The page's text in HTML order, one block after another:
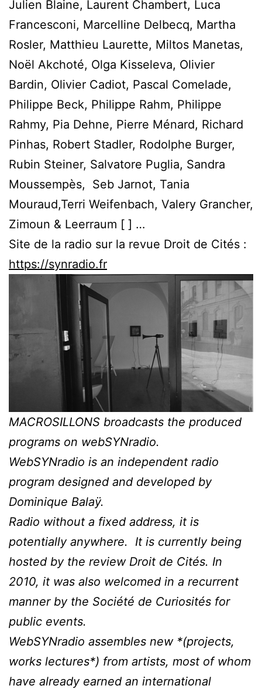
Julien Blaine, Laurent Chambert, Luca
Francesconi, Marcelline Delbecq, Martha
Rosler, Matthieu Laurette, Miltos Manetas,
Noël Akchoté, Olga Kisseleva, Olivier
Bardin, Olivier Cadiot, Pascal Comelade,
Philippe Beck, Philippe Rahm, Philippe
Rahmy, Pia Dehne, Pierre Ménard, Richard
Pinhas, Robert Stadler, Rodolphe Burger,
Rubin Steiner, Salvatore Puglia, Sandra
Moussempès, Seb Jarnot, Tania
Mouraud,Terri Weifenbach, Valery Grancher,
Zimoun & Leerraum [ ] …
Site de la radio sur la revue Droit de Cités :
https://synradio.fr
MACROSILLONS broadcasts the produced
programs on webSYNradio.
WebSYNradio is an independent radio
program designed and developed by
Dominique Balaÿ.
Radio without a fixed address, it is
potentially anywhere. It is currently being
hosted by the review Droit de Cités. In
2010, it was also welcomed in a recurrent
manner by the Société de Curiosités for
public events.
WebSYNradio assembles new *(projects,
works lectures*) from artists, most of whom
have already earned an international